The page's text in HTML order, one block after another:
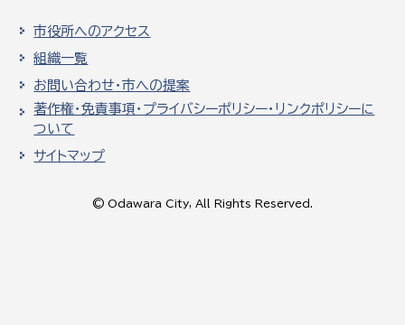
市役所へのアクセス
組織一覧
お問い合わせ・市への提案
著作権・免責事項・プライバシーポリシー・リンクポリシーに
ついて
サイトマップ
© Odawara City, All Rights Reserved.